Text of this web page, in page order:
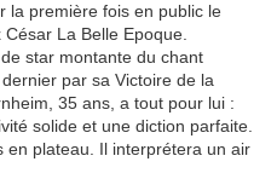
la première fois en public le
La Belle Epoque.
star montante du chant
par sa Victoire de la
35 ans, a tout pour lui :
solide et une diction parfaite.
en plateau. Il interprétera un air